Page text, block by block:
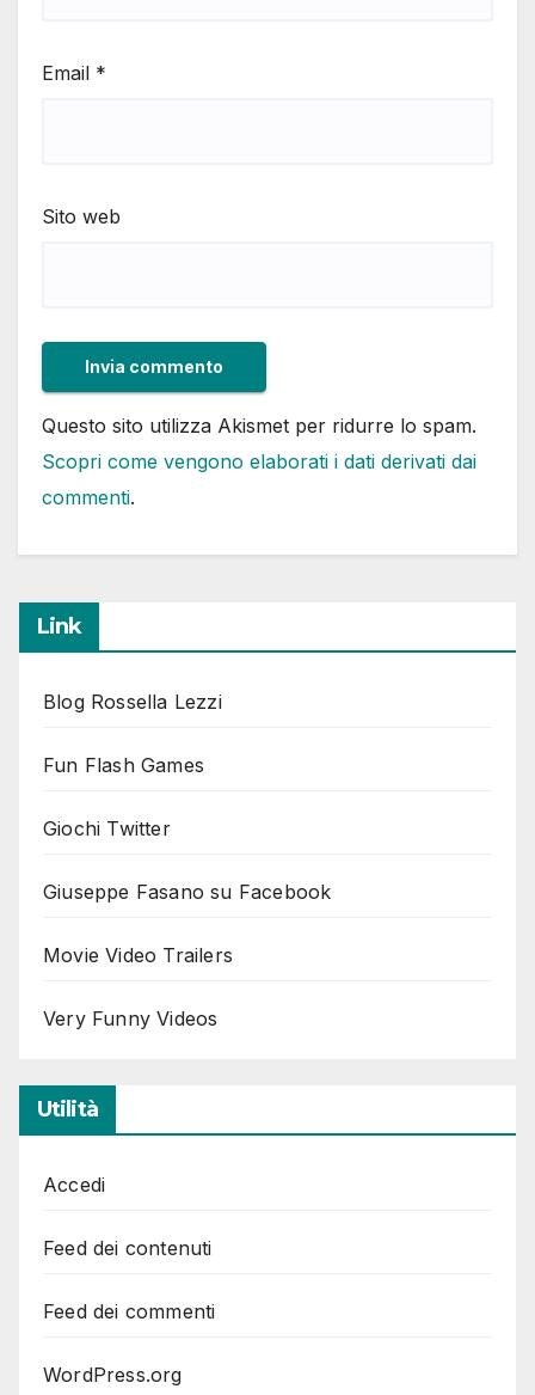
Email *
Sito web
Questo sito utilizza Akismet per ridurre lo spam.
Scopri come vengono elaborati i dati derivati dai
commenti.
Link
Blog Rossella Lezzi
Fun Flash Games
Giochi Twitter
Giuseppe Fasano su Facebook
Movie Video Trailers
Very Funny Videos
Utilità
Accedi
Feed dei contenuti
Feed dei commenti
WordPress.org